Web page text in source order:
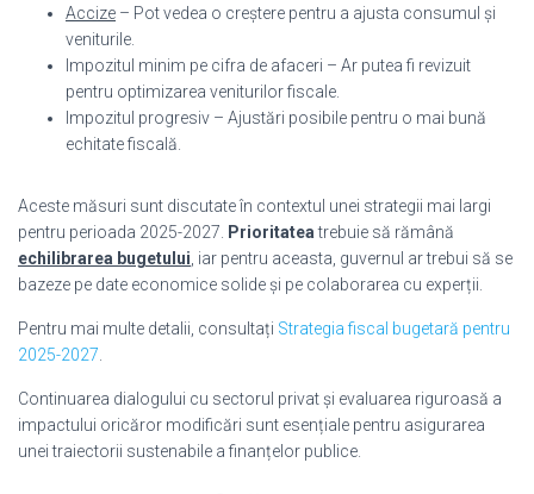
Accize – Pot vedea o creștere pentru a ajusta consumul și
veniturile.
Impozitul minim pe cifra de afaceri – Ar putea fi revizuit
pentru optimizarea veniturilor fiscale.
Impozitul progresiv – Ajustări posibile pentru o mai bună
echitate fiscală.
Aceste măsuri sunt discutate în contextul unei strategii mai largi
pentru perioada 2025-2027.
Prioritateatrebuie să rămână
echilibrarea bugetului , iar pentru aceasta, guvernul ar trebui să se
bazeze pe date economice solide și pe colaborarea cu experții.
Pentru mai multe detalii, consultați Strategia fiscal bugetară pentru
2025-2027
Continuarea dialogului cu sectorul privat și evaluarea riguroasă a
impactului oricăror modificări sunt esențiale pentru asigurarea
unei traiectorii sustenabile a finanțelor publice.